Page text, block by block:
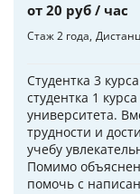
от 20 руб / час
Стаж 2 года
Студентка 3
студентка 1
университета.
трудности и
учебу
Помимо
помочь с